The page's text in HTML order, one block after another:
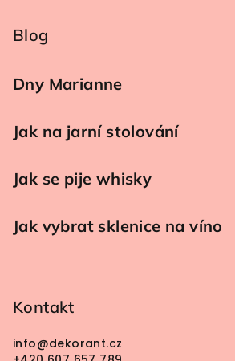
Blog
Dny Marianne
Jak na jarní stolování
Jak se pije whisky
Jak vybrat sklenice na víno
Kontakt
info@dekorant.cz